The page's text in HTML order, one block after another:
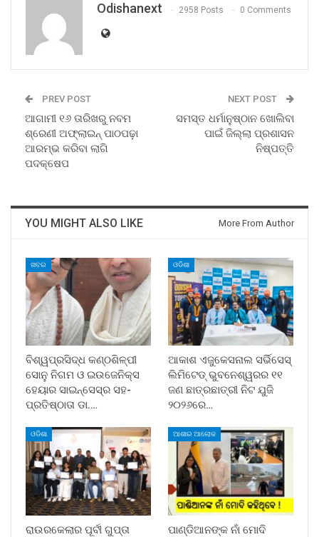
Odishanext 2958 Posts 0 Comments
PREV POST
ଆଗାମୀ ୧୬ ତାରିଖରୁ ନବମ
ଶ୍ରେଣୀ ଅଫ୍‍ଲାଇନ୍‍ ପାଠପଢ଼ା
ଆରମ୍ଭ କରିବା ଲାଗି
ପଦକ୍ଷେପ
NEXT POST
ସମସ୍ତ ଧର୍ମାନୁଷ୍ଠାନ ଖୋଲିବା
ପାଇଁ ଜିଲ୍ଲା ପ୍ରଶାସନ
ନିଷ୍ପତ୍ତି
YOU MIGHT ALSO LIKE More From Author
ଖବର
ବିଶ୍ୱପ୍ରସିଦ୍ଧ କଣ୍ଠଶିଳ୍ପୀ
ସୋନୁ ନିଗମ ଓ ଇଉଜେନିକ୍ସ
ହେୟାର ସାଇନ୍ସେସ୍ର ସହ-
ପ୍ରତିଷ୍ଠାତା ଡା.…
ଓଡିଶା
ଆକାଶ ଏଜୁକେସନାଲ ସର୍ଭିସେସ୍
ଲିମିଟେଡ୍ ଭୁବନେଶ୍ୱରର ୧୧
ଜଣ ଛାତ୍ରଛାତ୍ରୀ ନିଟ ଯୁଜି
୨୦୨୬ରେ…
ଓଡିଶା
ରାଉରକେଲାର ପୂର୍ବୀ ଗୁପ୍ତା
ଆଶାର ଆଲୋକ
ପାଣ୍ଡିଆନଙ୍କ ନାଁ ମୋଦି